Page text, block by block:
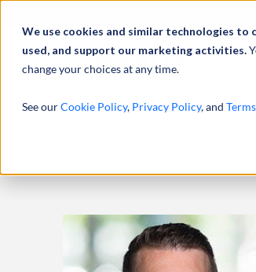
We use cookies and similar technologies
used, and support our marketing activities.
change your choices at any time.
See ourCookie Policy, Privacy Policy, and